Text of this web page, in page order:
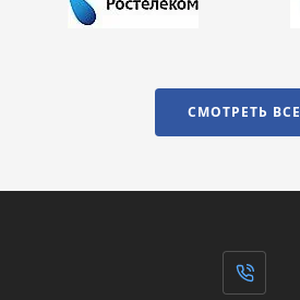
СМОТРЕТЬ ВСЕ